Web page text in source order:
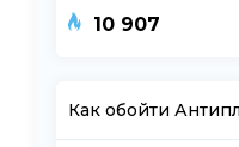
10 907
Как обойти